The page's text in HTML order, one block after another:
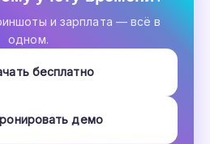
и зарплата — всё в
одном.
бесплатно
демо